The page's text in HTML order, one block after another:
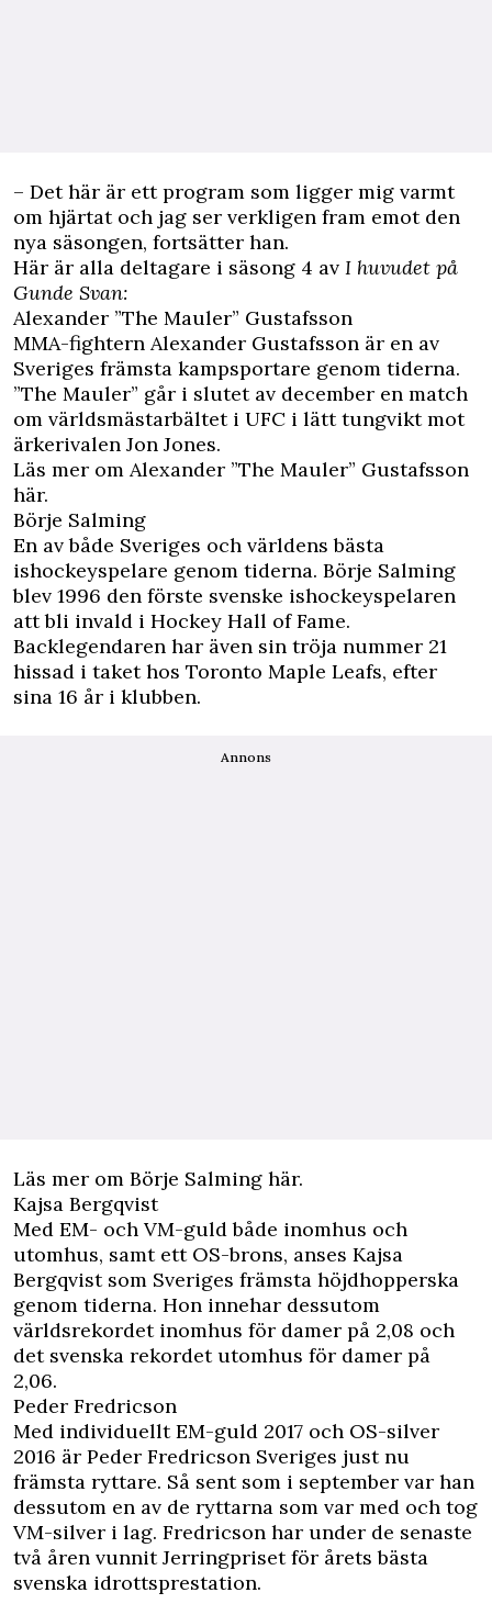
– Det här är ett program som ligger mig varmt
om hjärtat och jag ser verkligen fram emot den
nya säsongen, fortsätter han.
Här är alla deltagare i säsong 4 av I huvudet på
Gunde Svan:
Alexander ”The Mauler” Gustafsson
MMA-fightern Alexander Gustafsson är en av
Sveriges främsta kampsportare genom tiderna.
”The Mauler” går i slutet av december en match
om världsmästarbältet i UFC i lätt tungvikt mot
ärkerivalen Jon Jones.
Läs mer om Alexander ”The Mauler” Gustafsson
här.
Börje Salming
En av både Sveriges och världens bästa
ishockeyspelare genom tiderna. Börje Salming
blev 1996 den förste svenske ishockeyspelaren
att bli invald i Hockey Hall of Fame.
Backlegendaren har även sin tröja nummer 21
hissad i taket hos Toronto Maple Leafs, efter
sina 16 år i klubben.
Annons
Läs mer om Börje Salming här.
Kajsa Bergqvist
Med EM- och VM-guld både inomhus och
utomhus, samt ett OS-brons, anses Kajsa
Bergqvist som Sveriges främsta höjdhopperska
genom tiderna. Hon innehar dessutom
världsrekordet inomhus för damer på 2,08 och
det svenska rekordet utomhus för damer på
2,06.
Peder Fredricson
Med individuellt EM-guld 2017 och OS-silver
2016 är Peder Fredricson Sveriges just nu
främsta ryttare. Så sent som i september var han
dessutom en av de ryttarna som var med och tog
VM-silver i lag. Fredricson har under de senaste
två åren vunnit Jerringpriset för årets bästa
svenska idrottsprestation.